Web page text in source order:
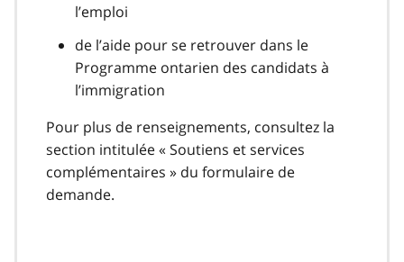
l’emploi
de l’aide pour se retrouver dans le
Programme ontarien des candidats à
l’immigration
Pour plus de renseignements, consultez la
section intitulée « Soutiens et services
complémentaires » du formulaire de
demande.